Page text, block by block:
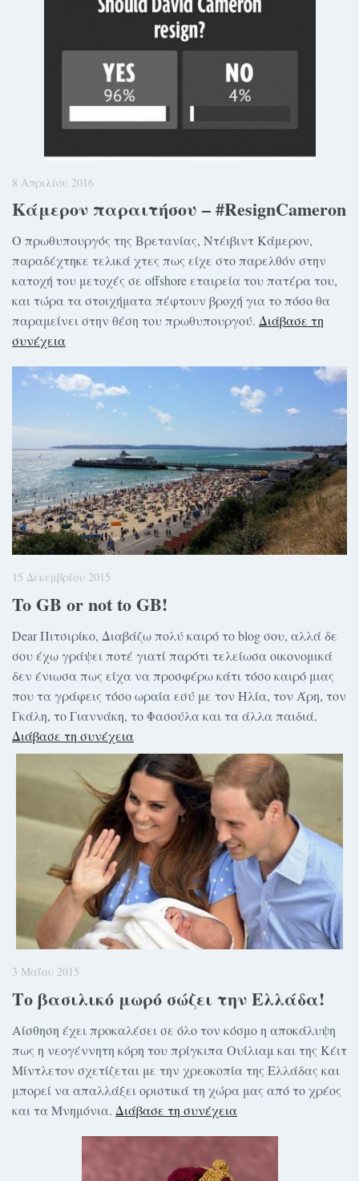
8 Απριλίου 2016
Κάμερον παραιτήσου – #ResignCameron
Ο πρωθυπουργός της Βρετανίας, Ντέιβιντ Κάμερον,
παραδέχτηκε τελικά χτες πως είχε στο παρελθόν στην
κατοχή του μετοχές σε offshore εταιρεία του πατέρα του,
και τώρα τα στοιχήματα πέφτουν βροχή για το πόσο θα
παραμείνει στην θέση του πρωθυπουργού. Διάβασε τη
συνέχεια
15 Δεκεμβρίου 2015
To GB or not to GB!
Dear Πιτσιρίκο, Διαβάζω πολύ καιρό το blog σου, αλλά δε
σου έχω γράψει ποτέ γιατί παρότι τελείωσα οικονομικά
δεν ένιωσα πως είχα να προσφέρω κάτι τόσο καιρό μιας
που τα γράφεις τόσο ωραία εσύ με τον Ηλία, τον Άρη, τον
Γκάλη, το Γιαννάκη, το Φασούλα και τα άλλα παιδιά.
Διάβασε τη συνέχεια
3 Μαΐου 2015
Το βασιλικό μωρό σώζει την Ελλάδα!
Αίσθηση έχει προκαλέσει σε όλο τον κόσμο η αποκάλυψη
πως η νεογέννητη κόρη του πρίγκιπα Ουίλιαμ και της Κέιτ
Μίντλετον σχετίζεται με την χρεοκοπία της Ελλάδας και
μπορεί να απαλλάξει οριστικά τη χώρα μας από το χρέος
και τα Μνημόνια. Διάβασε τη συνέχεια